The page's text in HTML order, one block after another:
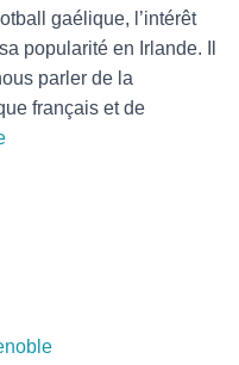
gaélique, l’intérêt
popularité en Irlande. Il
parler de la
français et de
:
en